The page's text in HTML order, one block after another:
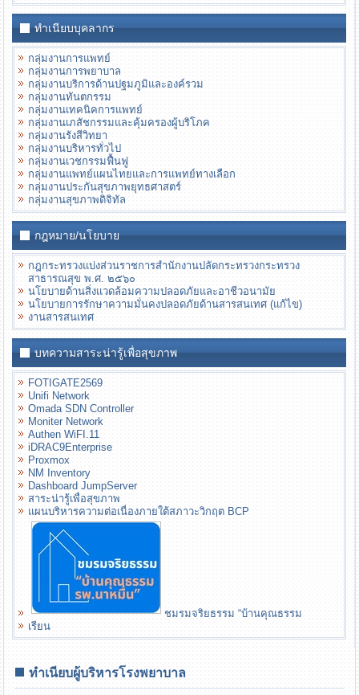
ทำเนียบบุคลากร
กลุ่มงานการแพทย์
กลุ่มงานการพยาบาล
กลุ่มงานบริการด้านปฐมภูมิและองค์รวม
กลุ่มงานทันตกรรม
กลุ่มงานเทคนิคการแพทย์
กลุ่มงานเภสัชกรรมและคุ้มครองผู้บริโภค
กลุ่มงานรังสีวิทยา
กลุ่มงานบริหารทั่วไป
กลุ่มงานเวชกรรมฟื้นฟู
กลุ่มงานแพทย์แผนไทยและการแพทย์ทางเลือก
กลุ่มงานประกันสุขภาพยุทธศาสตร์
กลุ่มงานสุขภาพดิจิทัล
กฎหมาย/นโยบาย
กฎกระทรวงแบ่งส่วนราชการสํานักงานปลัดกระทรวงกระทรวง
สาธารณสุข พ.ศ. ๒๕๖๐
นโยบายด้านสิ่งแวดล้อมความปลอดภัยและอาชีวอนามัย
นโยบายการรักษาความมั่นคงปลอดภัยด้านสารสนเทศ (แก้ไข)
งานสารสนเทศ
บทความสาระน่ารู้เพื่อสุขภาพ
FOTIGATE2569
Unifi Network
Omada SDN Controller
Moniter Network
Authen WiFI.11
iDRAC9Enterprise
Proxmox
NM Inventory
Dashboard JumpServer
สาระน่ารู้เพื่อสุขภาพ
แผนบริหารความต่อเนื่องภายใต้สภาวะวิกฤต BCP
ชมรมจริยธรรม “บ้านคุณธรรม
เรียน
ทำเนียบผู้บริหารโรงพยาบาล